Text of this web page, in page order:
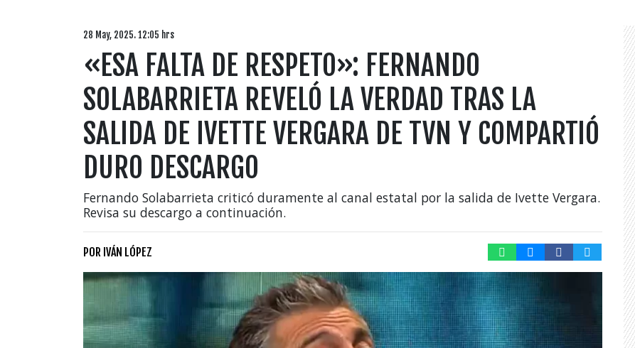
28 May, 2025. 12:05 hrs
«ESA FALTA DE RESPETO»: FERNANDO
SOLABARRIETA REVELÓ LA VERDAD TRAS LA
SALIDA DE IVETTE VERGARA DE TVN Y COMPARTIÓ
DURO DESCARGO
Fernando Solabarrieta criticó duramente al canal estatal por la salida de Ivette Vergara.
Revisa su descargo a continuación.
POR IVÁN LÓPEZ